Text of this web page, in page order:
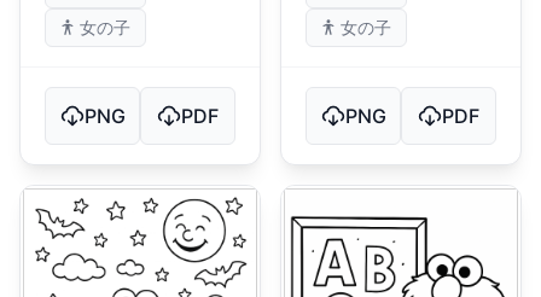
女の子
PNG PDF
女の子
PNG PDF